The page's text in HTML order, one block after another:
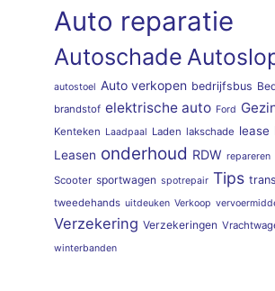
Auto reparatie
Autoschade
autostoel Auto verkopen bedrijfsbus
brandstof elektrische auto Ford
Kenteken Laadpaal Laden lakschade lease
Leasen onderhoud RDW repareren
Scooter sportwagen spotrepair Tips
tweedehands uitdeuken Verkoop
Verzekering Verzekeringen
winterbanden